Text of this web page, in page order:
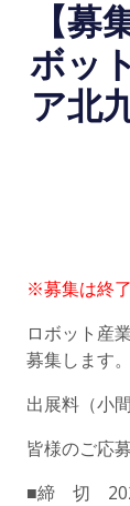
【募
ボッ
ア北
※募集は終
ロボット産
募集します。
出展料（小
皆様のご応
■締 切